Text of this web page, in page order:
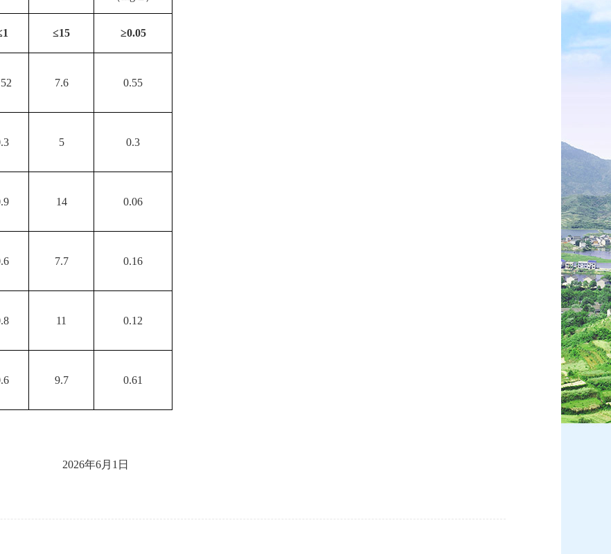
1 ≤15 ≥0.05
7.6 0.55
5 0.3
14 0.06
7.7 0.16
11 0.12
9.7 0.61
2026年6月 1日